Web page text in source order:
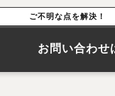
ご不明な点を解決！
お問い合わせ